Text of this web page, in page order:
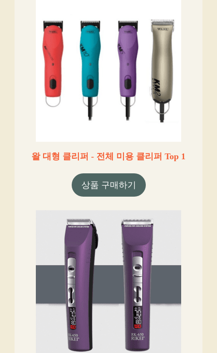
왈 대형 클리퍼 - 전체 미용 클리퍼 Top 1
상품 구매하기